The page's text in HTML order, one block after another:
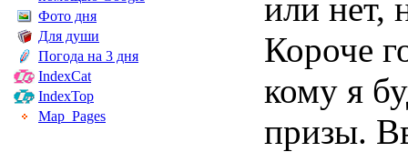
Фото дня
Для души
Погода на 3 дня
IndexCat
IndexTop
Map_Pages
или нет,
Короче
кому я
призы.